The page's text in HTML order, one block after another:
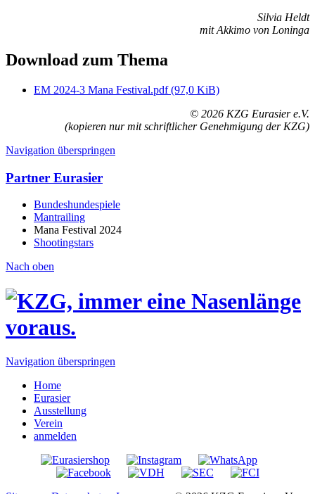
Silvia Heldt
mit Akkimo von Loninga
Download zum Thema
EM 2024-3 Mana Festival.pdf(97,0 KiB)
© 2026 KZG Eurasier e.V.
(kopieren nur mit schriftlicher Genehmigung der KZG)
Navigation überspringen
Partner Eurasier
Bundeshundespiele
Mantrailing
Mana Festival 2024
Shootingstars
Nach oben
Navigation überspringen
Home
Eurasier
Ausstellung
Verein
anmelden